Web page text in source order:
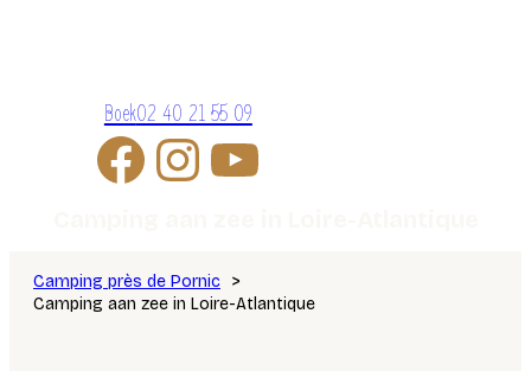
Boek02 40 21 55 09
Camping près de Pornic
Camping aan zee in Loire-Atlantique